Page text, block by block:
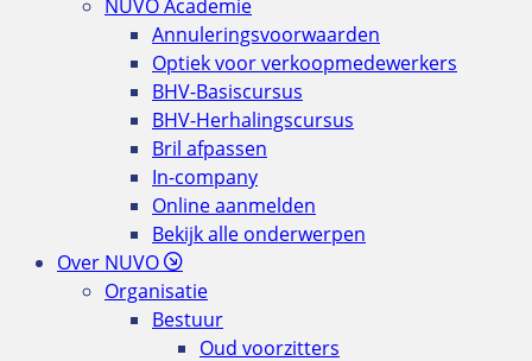
NUVO Academie
Annuleringsvoorwaarden
Optiek voor verkoopmedewerkers
BHV-Basiscursus
BHV-Herhalingscursus
Bril afpassen
In-company
Online aanmelden
Bekijk alle onderwerpen
Over NUVO
Organisatie
Bestuur
Oud voorzitters